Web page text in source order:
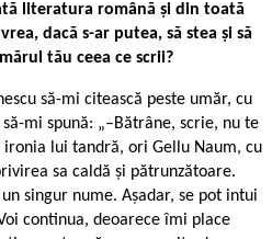
literatura română și din toată
dacă s-ar putea, să stea și să
tău ceea ce scrii?
să-mi citească peste umăr, cu
mi spună: „–Bătrâne, scrie, nu te
ironia lui tandră, ori Gellu Naum, cu
sa caldă și pătrunzătoare.
singur nume. Așadar, se pot intui
continua, deoarece îmi place